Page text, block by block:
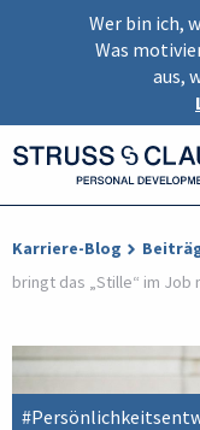
Wer bin ich,
Was
aus,
Karriere-Blog
bringt das „Stille“ im Job